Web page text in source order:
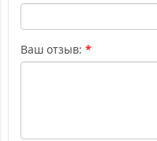
Ваш отзыв: